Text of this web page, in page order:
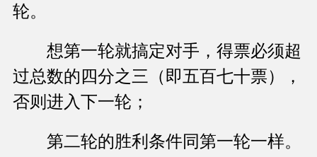
轮。
想第一轮就搞定对手，得票必须超
过总数的四分之三（即五百七十票），
否则进入下一轮；
第二轮的胜利条件同第一轮一样。